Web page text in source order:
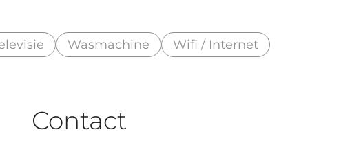
Wasmachine Wifi / Internet
Contact